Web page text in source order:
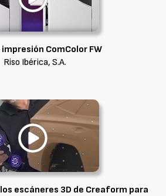
impresión ComColor FW
Riso Ibérica, S.A.
escáneres 3D de Creaform para